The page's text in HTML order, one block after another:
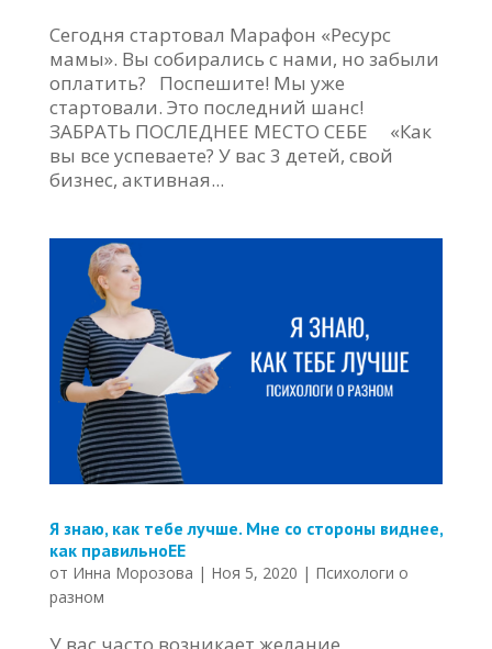
Сегодня стартовал Марафон «Ресурс
мамы». Вы собирались с нами, но забыли
оплатить? Поспешите! Мы уже
стартовали. Это последний шанс!
ЗАБРАТЬ ПОСЛЕДНЕЕ МЕСТО СЕБЕ «Как
вы все успеваете? У вас 3 детей, свой
бизнес, активная...
Я знаю, как тебе лучше. Мне со стороны виднее,
как правильноЕЕ
от Инна Морозова | Ноя 5, 2020 | Психологи о
разном